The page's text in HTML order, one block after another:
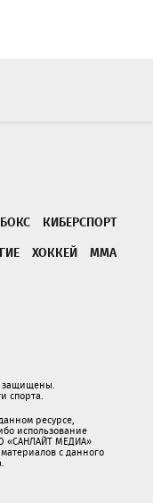
БОКС
КИБЕРСПОРТ
ХОККЕЙ
ММА
защищены.
спорта.
ресурсе,
использование
«САНЛАЙТ МЕДИА»
с данного